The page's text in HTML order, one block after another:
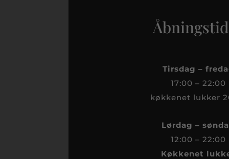
Tirsdag –
17:00 – 22:00
køkkenet lukker
Lørdag –
12:00 – 22:00
Køkkenet